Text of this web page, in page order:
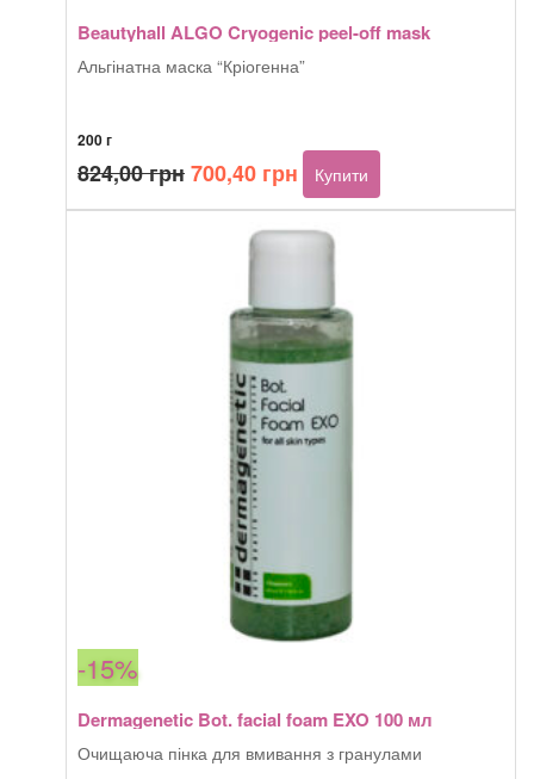
Beautyhall ALGO Cryogenic peel-off mask
Альгінатна маска “Кріогенна”
200 г
824,00грнОригінальна
ціна:
824,00 грн.
700,40 грнПоточна
ціна:
700,40 грн.
Купити
-15%
Dermagenetic Bot. facial foam EXO 100 мл
Очищаюча пінка для вмивання з гранулами